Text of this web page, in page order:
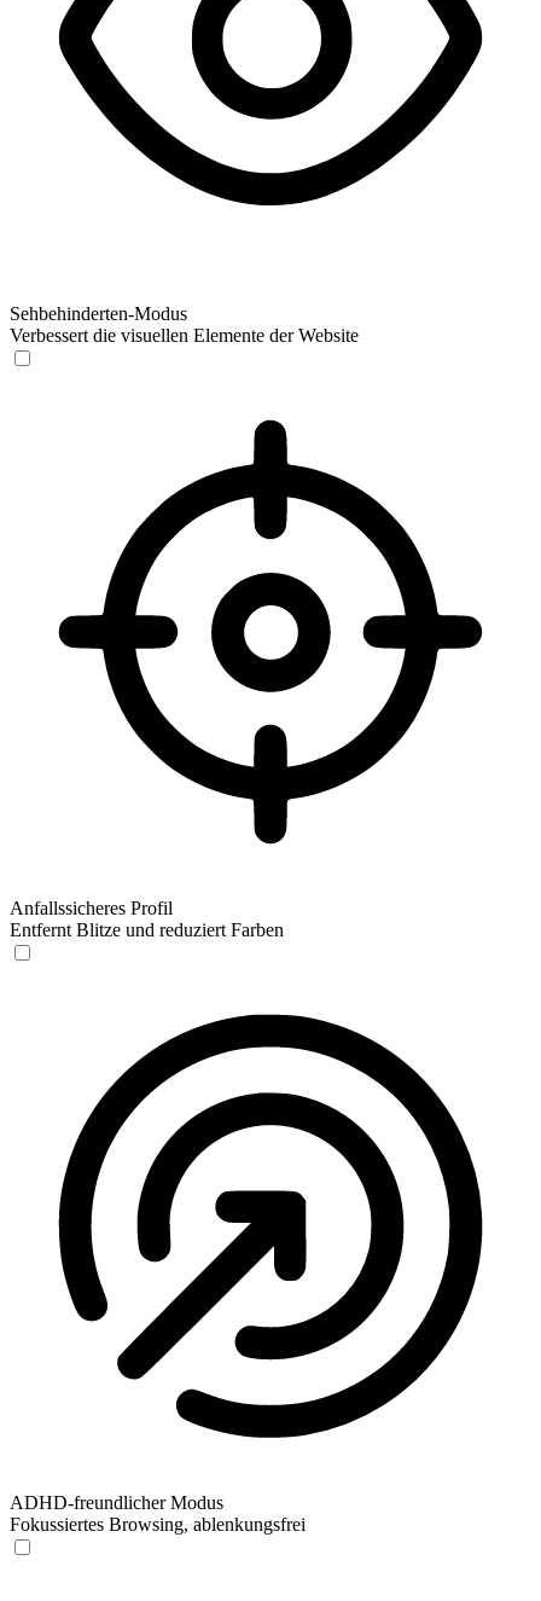
Sehbehinderten-Modus
Verbessert die visuellen Elemente der Website
Anfallssicheres Profil
Entfernt Blitze und reduziert Farben
ADHD-freundlicher Modus
Fokussiertes Browsing, ablenkungsfrei